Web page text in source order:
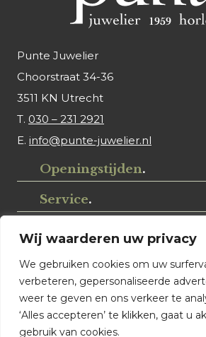
Wij waarderen uw privacy
We gebruiken cookies om uw
verbeteren, gepersonaliseerde
weer te geven en ons verkeer te
‘Alles accepteren’ te klikken, gaat u
gebruik van cookies.
Punte Juwelier
Choorstraat 34-36
3511 KN Utrecht
T. 030 – 231 2921
E. info@punte-juwelier.nl
Openingstijden.
Service.
Volg ons